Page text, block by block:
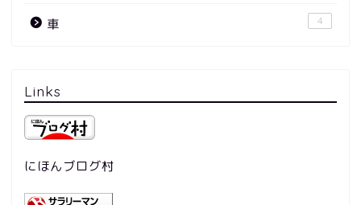
車 4
Links
にほんブログ村